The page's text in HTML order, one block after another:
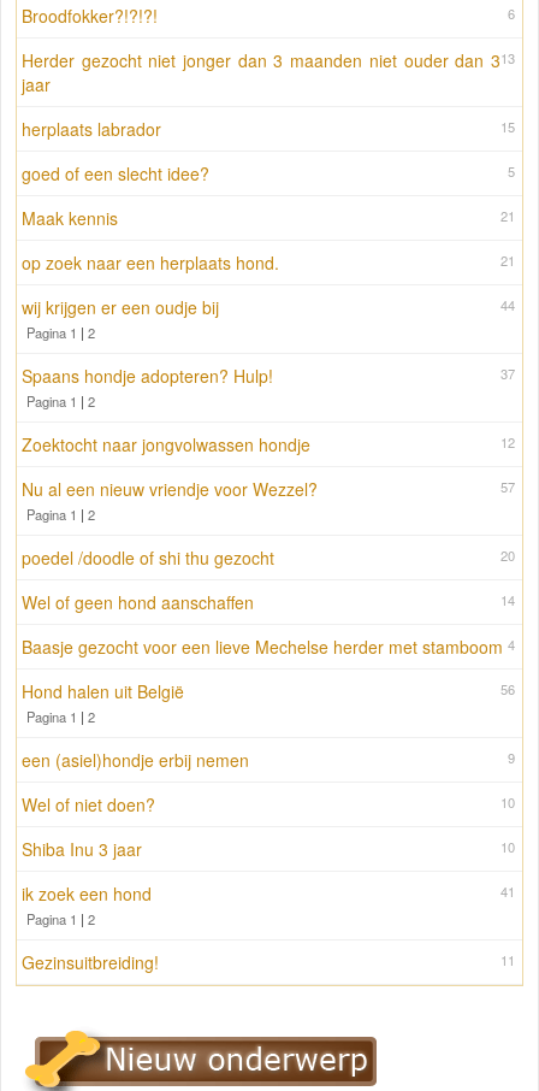
6
Broodfokker?!?!?!
13
Herder gezocht niet jonger dan 3 maanden niet ouder dan 3
jaar
15
herplaats labrador
5
goed of een slecht idee?
21
Maak kennis
21
op zoek naar een herplaats hond.
44
wij krijgen er een oudje bij
Pagina 1 | 2
37
Spaans hondje adopteren? Hulp!
Pagina 1 | 2
12
Zoektocht naar jongvolwassen hondje
57
Nu al een nieuw vriendje voor Wezzel?
Pagina 1 | 2
20
poedel /doodle of shi thu gezocht
14
Wel of geen hond aanschaffen
4
Baasje gezocht voor een lieve Mechelse herder met stamboom
56
Hond halen uit België
Pagina 1 | 2
9
een (asiel)hondje erbij nemen
10
Wel of niet doen?
10
Shiba Inu 3 jaar
41
ik zoek een hond
Pagina 1 | 2
11
Gezinsuitbreiding!